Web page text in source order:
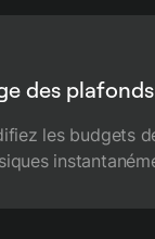
des plafonds
les budgets